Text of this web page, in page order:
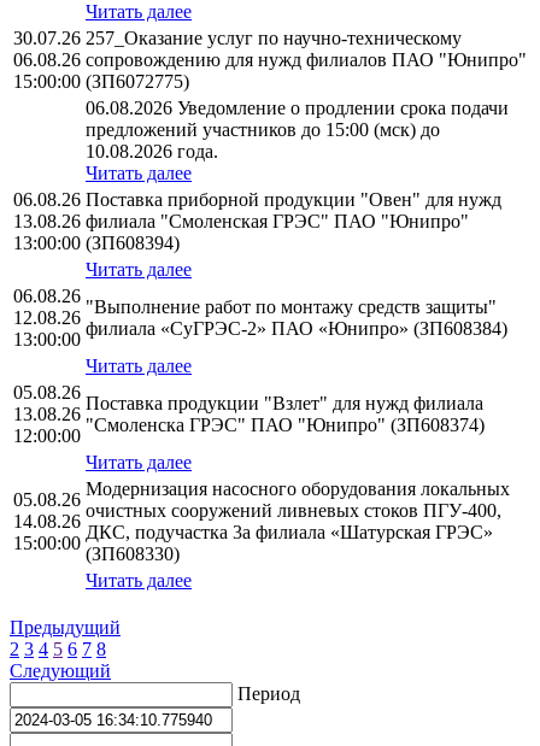
Читать далее
30.07.26
06.08.26
15:00:00
257_Оказание услуг по научно-техническому
сопровождению для нужд филиалов ПАО "Юнипро"
(ЗП6072775)
06.08.2026 Уведомление о продлении срока подачи
предложений участников до 15:00 (мск) до
10.08.2026 года.
Читать далее
06.08.26
13.08.26
13:00:00
Поставка приборной продукции "Овен" для нужд
филиала "Смоленская ГРЭС" ПАО "Юнипро"
(ЗП608394)
Читать далее
06.08.26
12.08.26
13:00:00
"Выполнение работ по монтажу средств защиты"
филиала «СуГРЭС-2» ПАО «Юнипро» (ЗП608384)
Читать далее
05.08.26
13.08.26
12:00:00
Поставка продукции "Взлет" для нужд филиала
"Смоленска ГРЭС" ПАО "Юнипро" (ЗП608374)
Читать далее
05.08.26
14.08.26
15:00:00
Модернизация насосного оборудования локальных
очистных сооружений ливневых стоков ПГУ-400,
ДКС, подучастка 3а филиала «Шатурская ГРЭС»
(ЗП608330)
Читать далее
Предыдущий
2 3 4 5 6 7 8
Следующий
Период